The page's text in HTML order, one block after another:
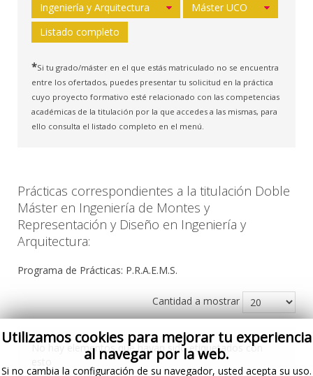
Ingeniería y Arquitectura
Máster UCO
Listado completo
*Si tu grado/máster en el que estás matriculado no se encuentra
entre los ofertados, puedes presentar tu solicitud en la práctica
cuyo proyecto formativo esté relacionado con las competencias
académicas de la titulación por la que accedes a las mismas, para
ello consulta el listado completo en el menú.
Prácticas correspondientes a la titulación Doble
Máster en Ingeniería de Montes y
Representación y Diseño en Ingeniería y
Arquitectura:
Programa de Prácticas: P.R.A.E.M.S.
Cantidad a mostrar
No hay elementos que hayan sido etiquetados con
Utilizamos cookies para mejorar tu experiencia
al navegar por la web.
Si no cambia la configuración de su navegador, usted acepta su uso.